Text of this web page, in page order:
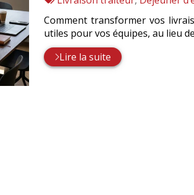
Comment transformer vos
utiles pour vos équipes, au lieu
Lire la suite